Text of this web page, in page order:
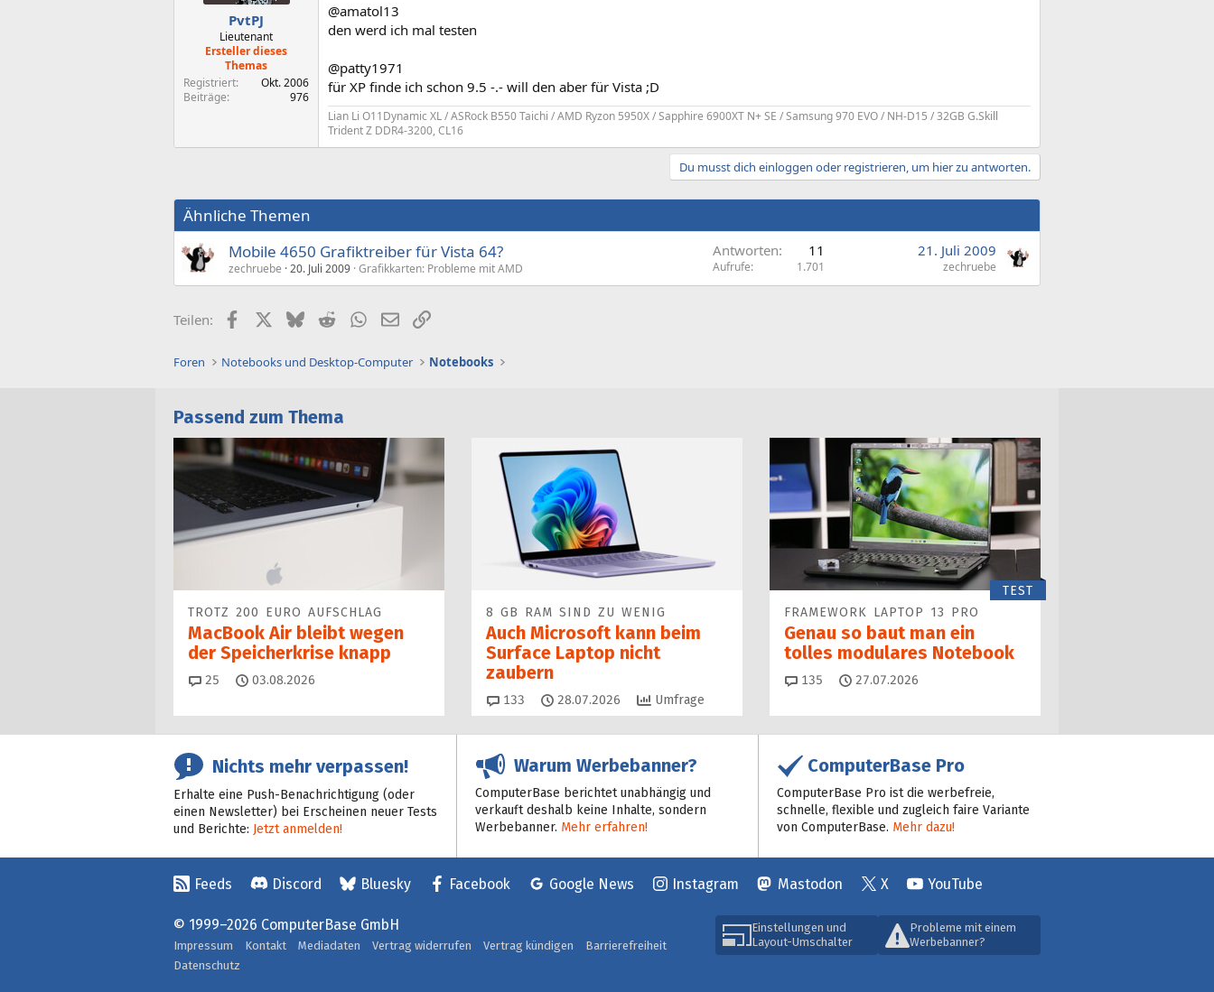
PvtPJ
Lieutenant
Ersteller dieses
Themas
Registriert
Okt. 2006
Beiträge
976
@amatol13
den werd ich mal testen
@patty1971
für XP finde ich schon 9.5 -.- will den aber für Vista ;D
Lian Li O11Dynamic XL / ASRock B550 Taichi / AMD Ryzon 5950X / Sapphire 6900XT N+ SE / Samsung 970 EVO / NH-D15 / 32GB G.Skill
Trident Z DDR4-3200, CL16
Du musst dich einloggen oder registrieren, um hier zu antworten.
Ähnliche Themen
Mobile 4650 Grafiktreiber für Vista 64?
zechruebe 20. Juli 2009 Grafikkarten: Probleme mit AMD
Antworten 11
Aufrufe 1.701
21. Juli 2009
zechruebe
Teilen: FacebookX (Twitter)
BlueskyRedditWhatsApp
E-MailLink
Foren Notebooks und Desktop-Computer Notebooks
Passend zum Thema
TROTZ 200 EURO AUFSCHLAG
MacBook Air bleibt wegen
der Speicherkrise knapp
25 Kommentare
03.08.2026
8 GB RAM SIND ZU WENIG
Auch Microsoft kann beim
Surface Laptop nicht
zaubern
133 Kommentare
28.07.2026 Umfrage
TEST
FRAMEWORK LAPTOP 13 PRO
Genau so baut man ein
tolles modulares Notebook
135 Kommentare
27.07.2026
Nichts mehr verpassen!
Erhalte eine Push-Benachrichtigung (oder
einen Newsletter) bei Erscheinen neuer Tests
und Berichte: Jetzt anmelden!
Warum Werbebanner?
ComputerBase berichtet unabhängig und
verkauft deshalb keine Inhalte, sondern
Werbebanner. Mehr erfahren!
ComputerBase Pro
ComputerBase Pro ist die werbefreie,
schnelle, flexible und zugleich faire Variante
von ComputerBase. Mehr dazu!
Feeds Discord Bluesky Facebook Google News Instagram Mastodon X YouTube
Einstellungen und
Layout-Umschalter
Probleme mit einem
Werbebanner?
© 1999–2026 ComputerBase GmbH
Impressum Kontakt Mediadaten Vertrag widerrufen Vertrag kündigen
Barrierefreiheit
Datenschutz